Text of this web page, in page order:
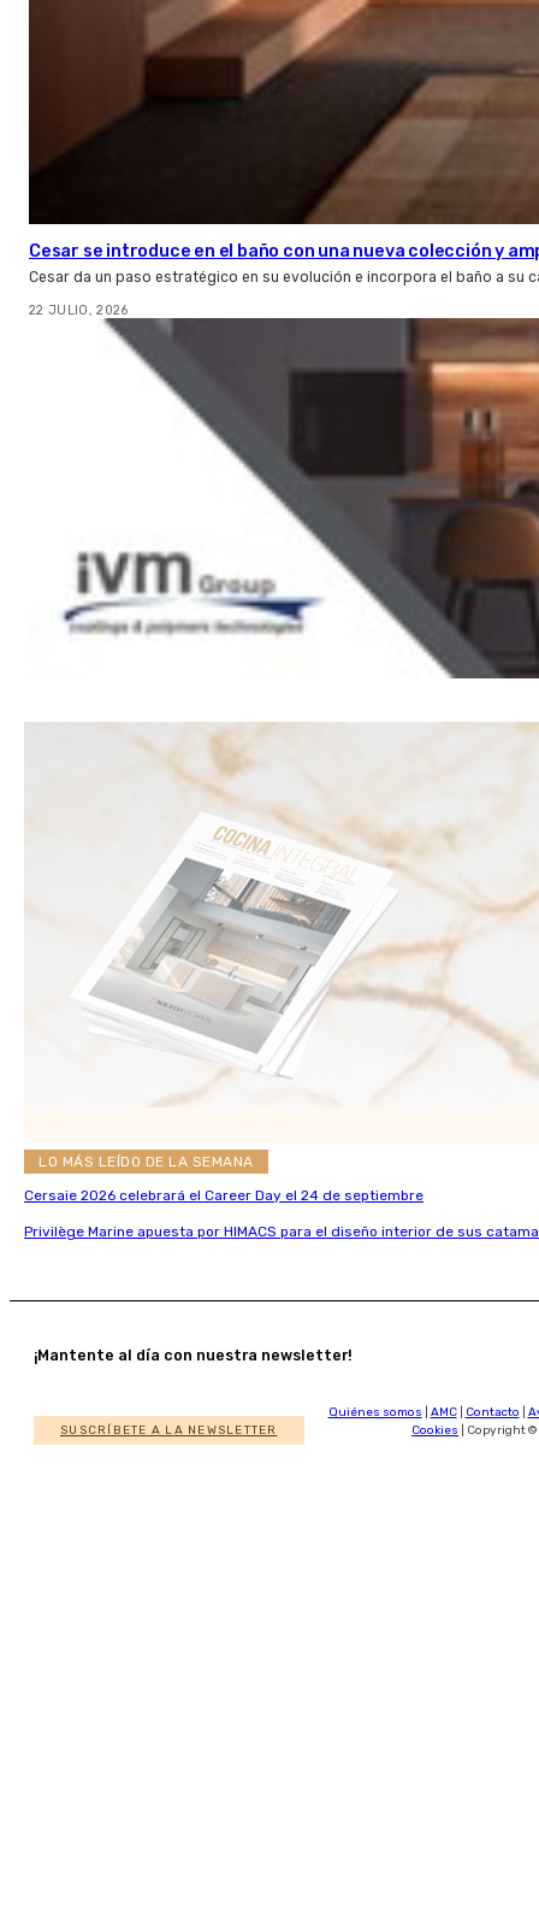
Cesar se introduce en el baño con una nueva colección y
Cesar da un paso estratégico en su evolución e incorpora el baño a su
22 JULIO, 2026
LO MÁS LEÍDO DE LA SEMANA
Cersaie 2026 celebrará el Career Day el 24 de septiembre
Privilège Marine apuesta por HIMACS para el diseño interior de sus
¡Mantente al día con nuestra newsletter!
SUSCRÍBETE A LA NEWSLETTER
Quiénes somos AMC| Contacto
Cookies | Copyright